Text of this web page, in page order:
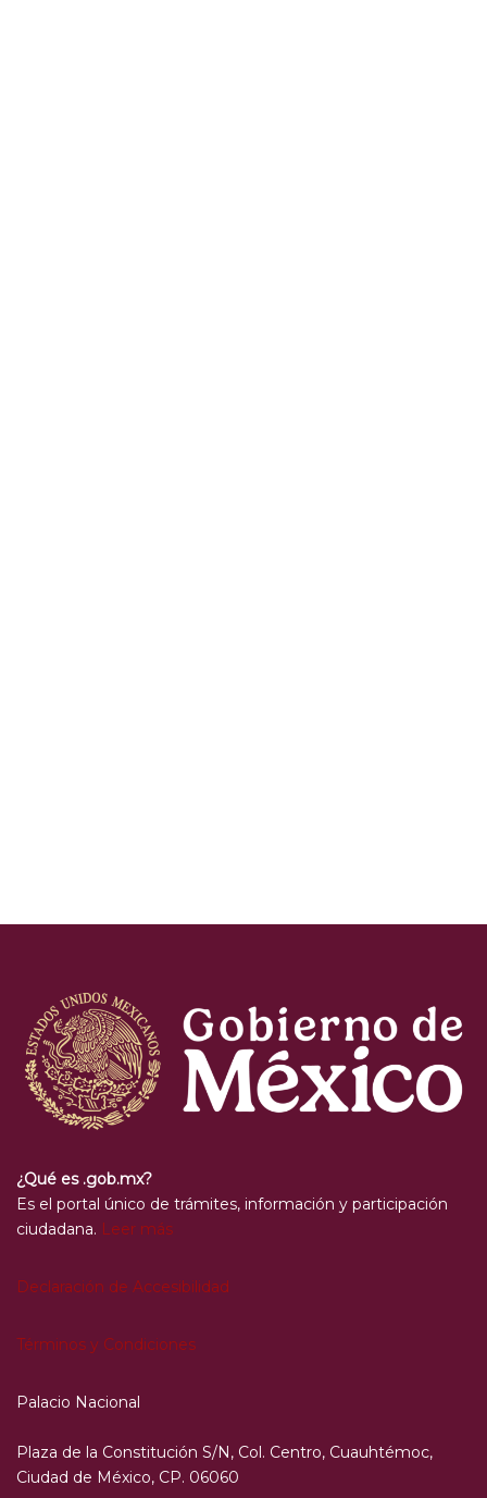
¿Qué es .gob.mx?
Es el portal único de trámites, información y participación
ciudadana. Leer más
Declaración de Accesibilidad
Términos y Condiciones
Palacio Nacional
Plaza de la Constitución S/N, Col. Centro, Cuauhtémoc,
Ciudad de México, CP. 06060